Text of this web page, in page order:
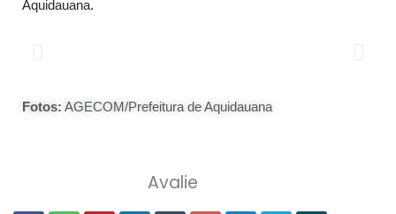
Aquidauana.
Fotos: AGECOM/Prefeitura de Aquidauana
Avalie